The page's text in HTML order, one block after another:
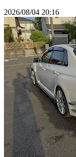
2026/08/04 20:16